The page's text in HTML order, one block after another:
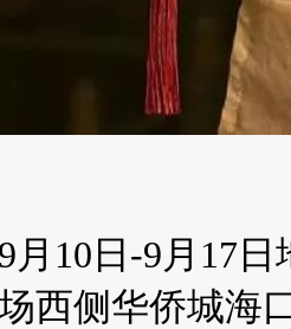
月10日-9月17
西侧华侨城海